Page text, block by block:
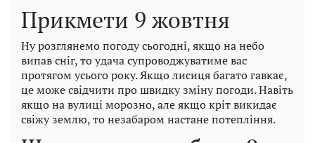
Прикмети 9 жовтня
Ну розглянемо погоду сьогодні, якщо на небо
випав сніг, то удача супроводжуватиме вас
протягом усього року. Якщо лисиця багато гавкає,
це може свідчити про швидку зміну погоди. Навіть
якщо на вулиці морозно, але якщо кріт викидає
свіжу землю, то незабаром настане потепління.